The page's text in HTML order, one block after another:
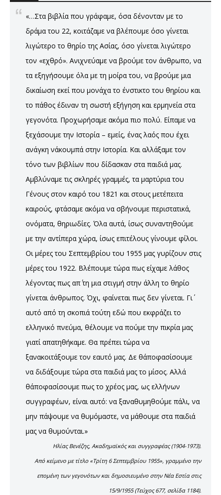
«…Στα βιβλία που γράφαμε, όσα δένονταν με το
δράμα του 22, κοιτάζαμε να βλέπουμε όσο γίνεται
λιγώτερο το θηρίο της Ασίας, όσο γίνεται λιγώτερο
τον «εχθρό». Ανιχνεύαμε να βρούμε τον άνθρωπο, να
τα εξηγήσουμε όλα με τη μοίρα του, να βρούμε μια
δικαίωση εκεί που μονάχα το ένστικτο του θηρίου και
το πάθος έδιναν τη σωστή εξήγηση και ερμηνεία στα
γεγονότα. Προχωρήσαμε ακόμα πιο πολύ. Είπαμε να
ξεχάσουμε την Ιστορία – εμείς, ένας λαός που έχει
ανάγκη ν΄ακουμπά στην Ιστορία. Και αλλάξαμε τον
τόνο των βιβλίων που δίδασκαν στα παιδιά μας.
Αμβλύναμε τις σκληρές γραμμές, τα μαρτύρια του
Γένους στον καιρό του 1821 και στους μετέπειτα
καιρούς, φτάσαμε ακόμα να σβήνουμε περιστατικά,
ονόματα, θηριωδίες. Όλα αυτά, ίσως συναντηθούμε
με την αντίπερα χώρα, ίσως επιτέλους γίνουμε φίλοι.
Οι μέρες του Σεπτεμβρίου του 1955 μας γυρίζουν στις
μέρες του 1922. Βλέπουμε τώρα πως είχαμε λάθος
λέγοντας πως απ΄ τη μια στιγμή στην άλλη το θηρίο
γίνεται άνθρωπος. Όχι, φαίνεται πως δεν γίνεται. Γι΄
αυτό από τη σκοπιά τούτη εδώ που εκφράζει το
ελληνικό πνεύμα, θέλουμε να πούμε την πικρία μας
γιατί απατηθήκαμε. Θα πρέπει τώρα να
ξανακοιτάξουμε τον εαυτό μας. Δε θ΄αποφασίσουμε
να διδάξουμε τώρα στα παιδιά μας το μίσος. Αλλά
θ΄αποφασίσουμε πως το χρέος μας, ως ελλήνων
συγγραφέων, είναι αυτό: να ξαναθυμηθούμε πάλι, να
μην πάψουμε να θυμόμαστε, να μάθουμε στα παιδιά
μας να θυμούνται.»
Ηλίας Βενέζης, Ακαδημαϊκός και συγγραφέας (1904-1973).
Από κείμενο με τίτλο «Τρίτη 6 Σεπτεμβρίου 1955», γραμμένο την
επομένη των γεγονότων και δημοσιευμένο στην Νέα Εστία στις
15/9/1955 (Τεύχος 677, σελίδα 1184).